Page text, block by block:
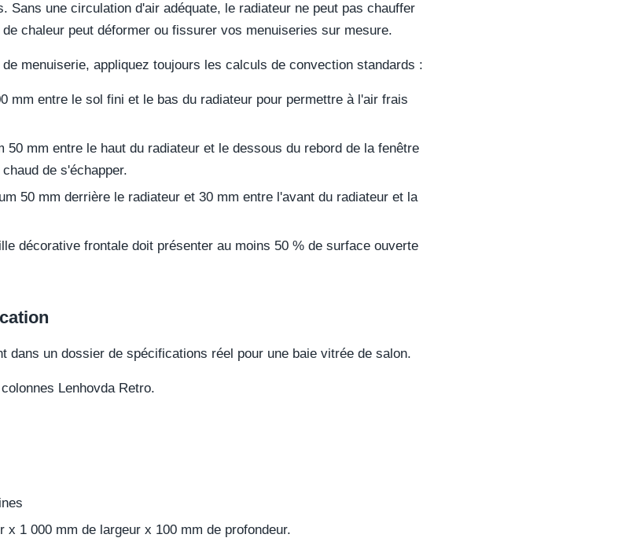
Sans une circulation d'air adéquate, le radiateur ne peut pas chauffer
chaleur peut déformer ou fissurer vos menuiseries sur mesure.
menuiserie, appliquez toujours les calculs de convection standards :
mm entre le sol fini et le bas du radiateur pour permettre à l'air frais
50 mm entre le haut du radiateur et le dessous du rebord de la fenêtre
de s'échapper.
50 mm derrière le radiateur et 30 mm entre l'avant du radiateur et la
décorative frontale doit présenter au moins 50 % de surface ouverte
dans un dossier de spécifications réel pour une baie vitrée de salon.
Lenhovda Retro.
x 1 000 mm de largeur x 100 mm de profondeur.